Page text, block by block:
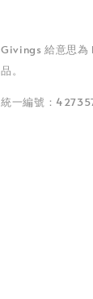
Givings 給意思為
品。
統一編號：